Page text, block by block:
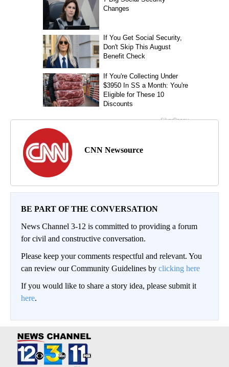
CNN Newsource
BE PART OF THE CONVERSATION
News Channel 3-12 is committed to providing a forum
for civil and constructive conversation.
Please keep your comments respectful and relevant. You
can review our Community Guidelines by clicking here
If you would like to share a story idea, please submit it
here.